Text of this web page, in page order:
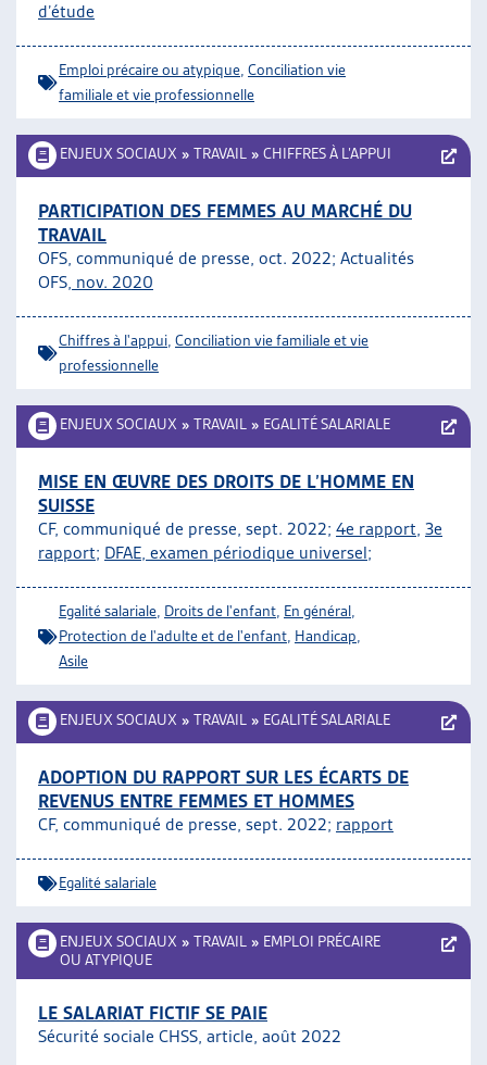
d’étude
Emploi précaire ou atypique Conciliation vie
familiale et vie professionnelle
ENJEUX SOCIAUX » TRAVAIL » CHIFFRES À L’APPUI
PARTICIPATION DES FEMMES AU MARCHÉ DU
TRAVAIL
OFS, communiqué de presse, oct. 2022; Actualités
OFS, nov. 2020
Chiffres à l'appui Conciliation vie familiale et vie
professionnelle
ENJEUX SOCIAUX » TRAVAIL » EGALITÉ SALARIALE
MISE EN ŒUVRE DES DROITS DE L’HOMME EN
SUISSE
CF, communiqué de presse, sept. 2022; 4e rapport, 3e
rapport; DFAE, examen périodique universel;
Egalité salariale Droits de l'enfant En général
Protection de l'adulte et de l'enfant Handicap
Asile
ENJEUX SOCIAUX » TRAVAIL » EGALITÉ SALARIALE
ADOPTION DU RAPPORT SUR LES ÉCARTS DE
REVENUS ENTRE FEMMES ET HOMMES
CF, communiqué de presse, sept. 2022; rapport
Egalité salariale
ENJEUX SOCIAUX » TRAVAIL » EMPLOI PRÉCAIRE
OU ATYPIQUE
LE SALARIAT FICTIF SE PAIE
Sécurité sociale CHSS, article, août 2022